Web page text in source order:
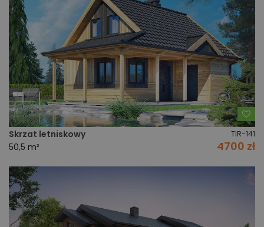
Skrzat letniskowy TIR-141
50,5 m² 4700 zł